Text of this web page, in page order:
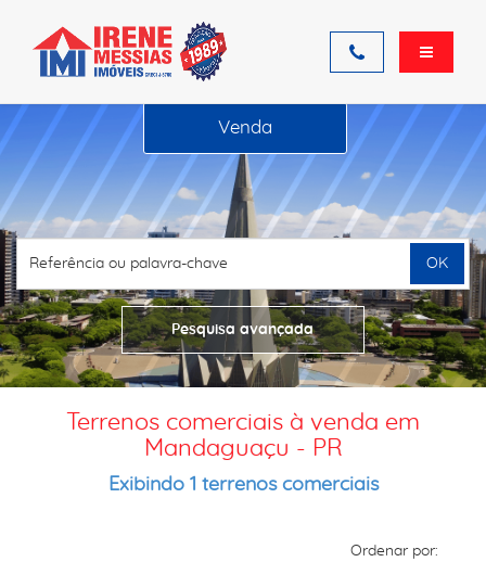
Venda
Pesquisa avançada
OK
Terrenos comerciais à venda em
Mandaguaçu - PR
Exibindo 1 terrenos comerciais
Ordenar por: